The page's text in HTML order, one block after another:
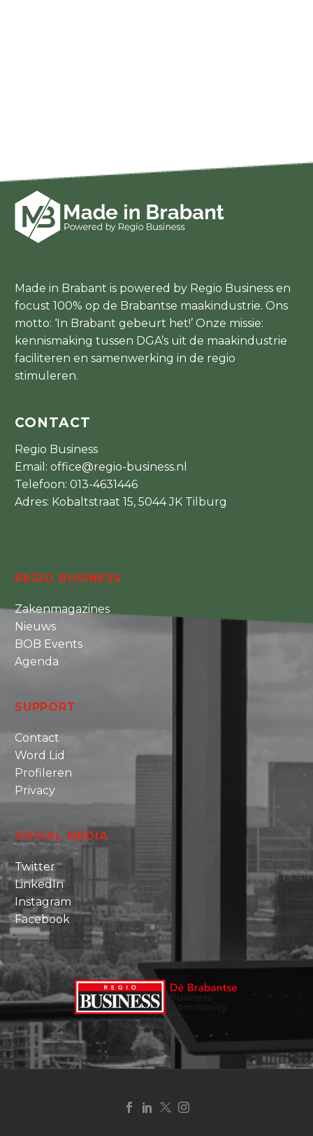
Made in Brabant is powered by Regio Business en
focust 100% op de Brabantse maakindustrie. Ons
motto: ‘In Brabant gebeurt het!’ Onze missie:
kennismaking tussen DGA’s uit de maakindustrie
faciliteren en samenwerking in de regio
stimuleren.
CONTACT
Regio Business
Email: office@regio-business.nl
Telefoon: 013-4631446
Adres: Kobaltstraat 15, 5044 JK Tilburg
REGIO BUSINESS
Zakenmagazines
Nieuws
BOB Events
Agenda
SUPPORT
Contact
Word Lid
Profileren
Privacy
SOCIAL MEDIA
Twitter
LinkedIn
Instagram
Facebook